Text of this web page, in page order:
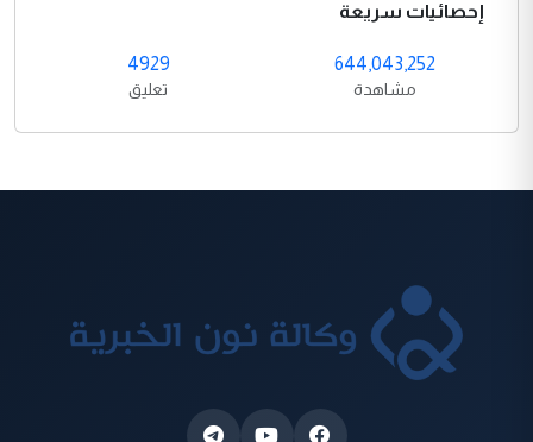
إحصائيات سريعة
644,043,252
مشاهدة
4929
تعليق